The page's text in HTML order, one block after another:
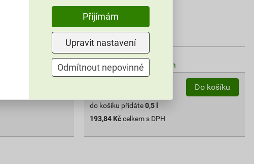
193
cena za ks s DPH
Vyberte si prodejnu
Skladem v (1) prodejnách
Do košíku
do košíku přidáte 0,5
193,84 Kč celkem s DPH
Přijímám
Upravit nastavení
Odmítnout nepovinné